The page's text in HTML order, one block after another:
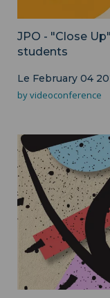
JPO - "Close
students
Le February 04
by videoconference